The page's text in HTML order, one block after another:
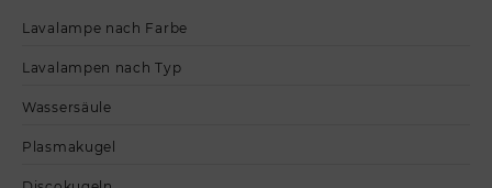
Lavalampe nach Farbe
Lavalampen nach Typ
Wassersäule
Plasmakugel